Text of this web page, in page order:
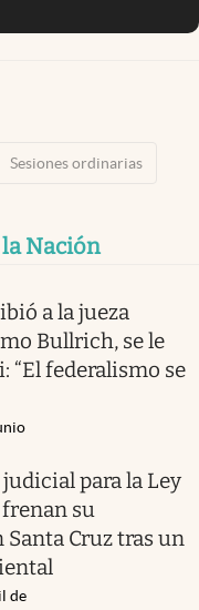
Sesiones ordinarias
Nación
a la jueza
Bullrich, se le
“El federalismo se
para la Ley
frenan su
Cruz tras un
de